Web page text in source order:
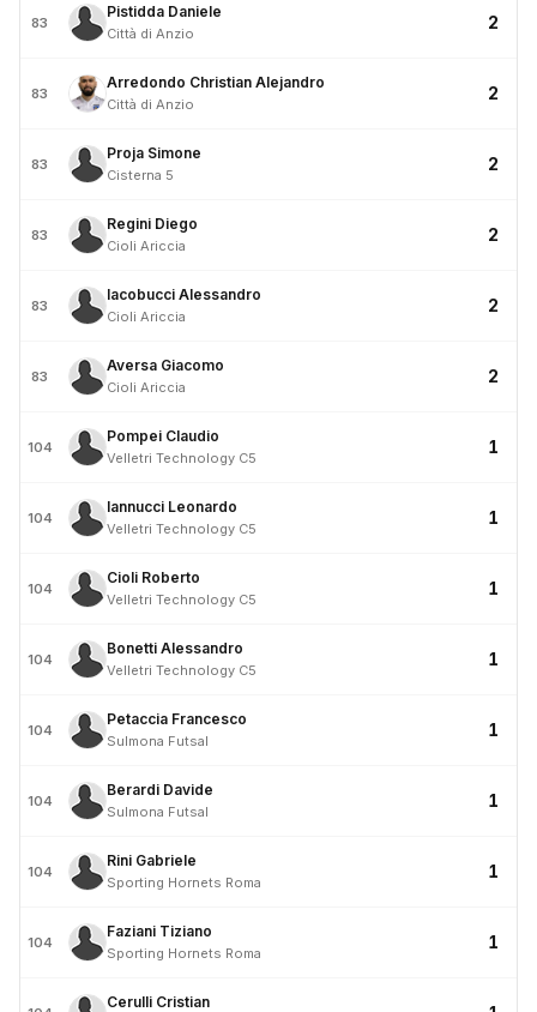
83
Pistidda Daniele
Città di Anzio
2
83
Arredondo Christian Alejandro
Città di Anzio
2
83
Proja Simone
Cisterna 5
2
83
Regini Diego
Cioli Ariccia
2
83
Iacobucci Alessandro
Cioli Ariccia
2
83
Aversa Giacomo
Cioli Ariccia
2
104
Pompei Claudio
Velletri Technology C5
1
104
Iannucci Leonardo
Velletri Technology C5
1
104
Cioli Roberto
Velletri Technology C5
1
104
Bonetti Alessandro
Velletri Technology C5
1
104
Petaccia Francesco
Sulmona Futsal
1
104
Berardi Davide
Sulmona Futsal
1
104
Rini Gabriele
Sporting Hornets Roma
1
104
Faziani Tiziano
Sporting Hornets Roma
1
Cerulli Cristian